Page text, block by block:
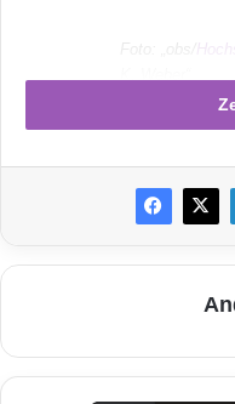
Foto: „obs/
kommunizieren
plötzlich, was wir
möchten. Die
Nachrichten vor
zu schützen, sei